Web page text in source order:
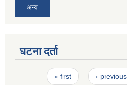
अन्य
घटना दर्ता
Pages« first ‹ previous